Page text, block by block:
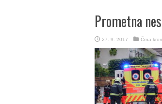
Prometna
27. 9. 2017 Črna